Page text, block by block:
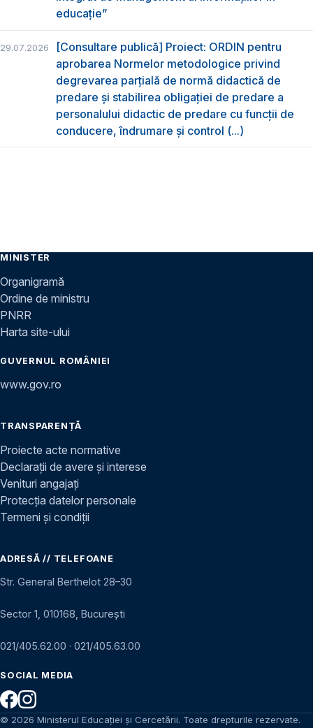
educație”
29.07.2026
[Consultare publică] Proiect: ORDIN pentru
aprobarea Normelor metodologice privind
degrevarea parțială de normă didactică de
predare şi stabilirea obligaţiei de predare a
personalului didactic de predare cu funcții de
conducere, îndrumare și control (...)
MINISTER
Organigramă
Ordine de ministru
PNRR
Harta site-ului
GUVERNUL ROMÂNIEI
www.gov.ro
TRANSPARENȚĂ
Proiecte acte normative
Declarații de avere și interese
Venituri angajați
Protecția datelor personale
Termeni și condiții
ADRESĂ // TELEFOANE
Str. General Berthelot 28–30
Sector 1, 010168, București
021/405.62.00 · 021/405.63.00
SOCIAL MEDIA
© 2026 Ministerul Educației și Cercetării. Toate drepturile rezervate.